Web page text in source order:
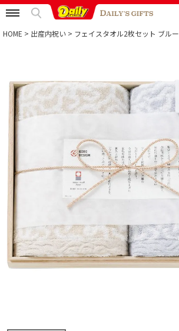
予算から選ぶ
カテゴリから選ぶ
HOME 出産内祝い フェイスタオル2枚セット ブルー